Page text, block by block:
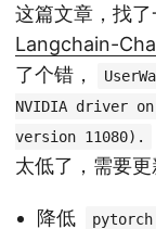
这篇文章，找
Langchain-
了个错，
NVIDIA driver
version 11080).
太低了，需要更
降低 pytorch